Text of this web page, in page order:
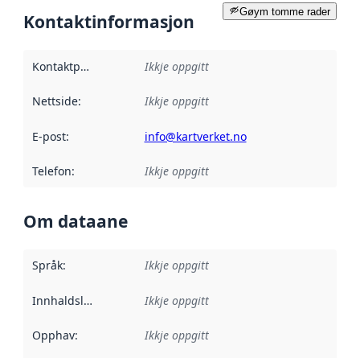
Gøym tomme rader
Kontaktinformasjon
Kontaktpunkt Ikkje oppgitt
Nettside: Ikkje oppgitt
E-post: info@kartverket.no
Telefon: Ikkje oppgitt
Om dataane
Språk: Ikkje oppgitt
Innhaldsleverandørar :
Ikkje oppgitt
Opphav: Ikkje oppgitt